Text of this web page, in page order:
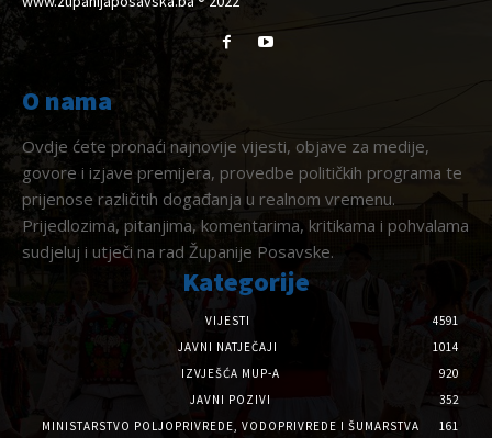
O nama
Ovdje ćete pronaći najnovije vijesti, objave za medije,
govore i izjave premijera, provedbe političkih programa te
prijenose različitih događanja u realnom vremenu.
Prijedlozima, pitanjima, komentarima, kritikama i pohvalama
sudjeluj i utječi na rad Županije Posavske.
Kategorije
VIJESTI
4591
JAVNI NATJEČAJI
1014
IZVJEŠĆA MUP-A
920
JAVNI POZIVI
352
MINISTARSTVO POLJOPRIVREDE, VODOPRIVREDE I ŠUMARSTVA
161